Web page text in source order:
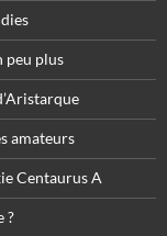
peu plus
amateurs
Centaurus A
?